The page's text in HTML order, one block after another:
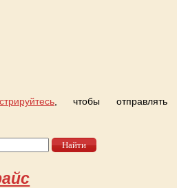
, чтобы отправлять